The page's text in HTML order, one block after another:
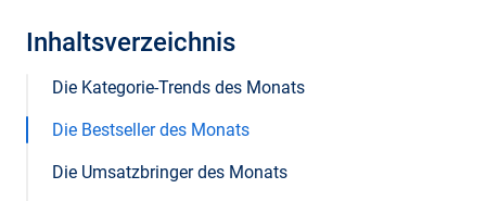
Inhaltsverzeichnis
Die Kategorie-Trends des Monats
Die Bestseller des Monats
Die Umsatzbringer des Monats